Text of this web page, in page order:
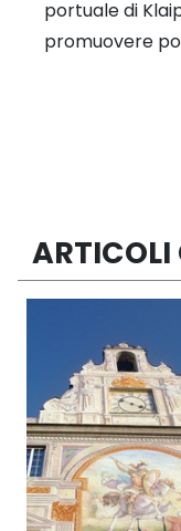
portuale di
promuovere
ARTICOLI